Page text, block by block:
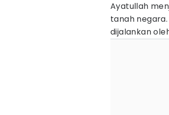
Ayatullah
tanah
dijalankan